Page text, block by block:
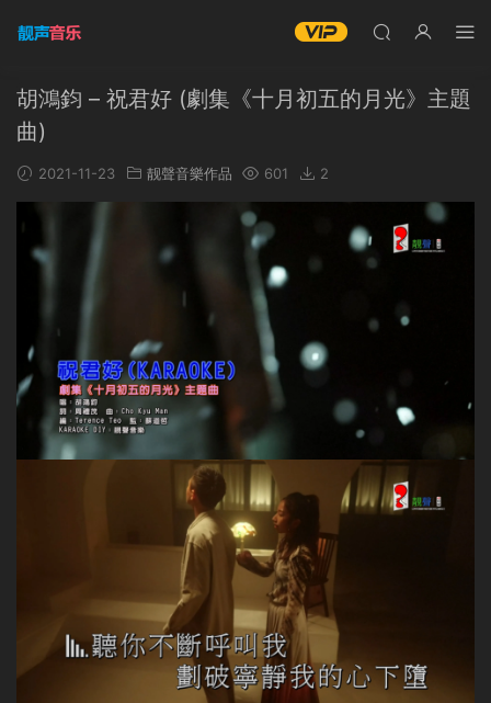
胡鴻鈞 – 祝君好 (劇集《十月初五的月光》主題
曲)
2021-11-23 靓聲音樂作品 601 2